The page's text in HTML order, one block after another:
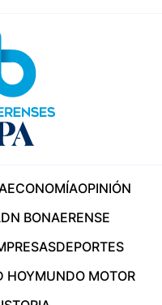
ECONOMÍAOPINIÓN
BONAERENSE
DEPORTES
HOYMUNDO MOTOR